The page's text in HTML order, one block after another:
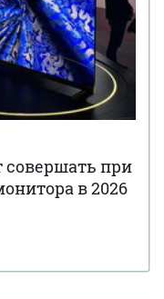
совершать при
в 2026